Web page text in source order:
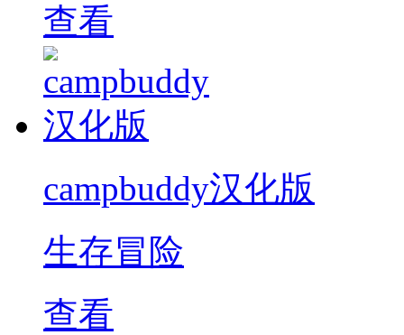
查看
campbuddy汉化版
生存冒险
查看